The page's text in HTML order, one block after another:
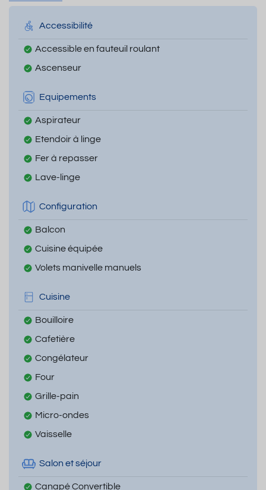
Accessibilité
Accessible en fauteuil roulant
Ascenseur
Equipements
Aspirateur
Etendoir à linge
Fer à repasser
Lave-linge
Configuration
Balcon
Cuisine équipée
Volets manivelle manuels
Cuisine
Bouilloire
Cafetière
Congélateur
Four
Grille-pain
Micro-ondes
Vaisselle
Salon et séjour
Canapé Convertible